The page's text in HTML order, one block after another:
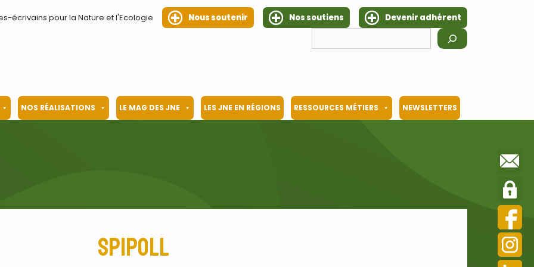
écrivains pour la Nature et l'Ecologie Nous soutenir Nos soutiens
Devenir adhérent
NOS RÉALISATIONS LE MAG DES JNE LES JNE EN RÉGIONS RESSOURCES MÉTIERS NEWSLETTERS
Spipoll